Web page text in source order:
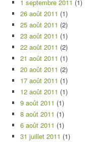
1 septembre 2011 (1)
26 août 2011 (1)
25 août 2011 (2)
23 août 2011 (1)
22 août 2011 (2)
21 août 2011 (1)
20 août 2011 (2)
17 août 2011 (1)
12 août 2011 (1)
9 août 2011 (1)
8 août 2011 (1)
6 août 2011 (1)
31 juillet 2011 (1)